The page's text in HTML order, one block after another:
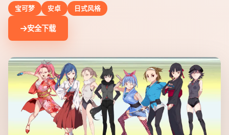
宝可梦 安卓 日式风格
安全下载